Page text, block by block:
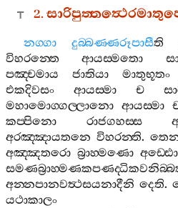
2.
නග‍්ගා දුබ‍්බණ‍්ණරූපාසීති
විහරන‍්තෙ
ආයස‍්මතො
පඤ‍්චමාය
ජාතියා මාතුභූතං
එකදිවසං
ආයස‍්මා ච
මහාමොග‍්ගල‍්ලානො ආයස‍්මා
කප‍්පිනො
රාජගහස‍්ස
අරඤ‍්ඤායතනෙ විහරන‍්ති.
අඤ‍්ඤතරො බ්‍රාහ‍්මණො අඩ‍්ඪො
අන‍්නපානවත්‍ථසයනාදීනි දෙති.
යථාකාලං